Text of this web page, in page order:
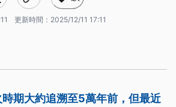
更新時間： 2025/12/11 17:11
期大約追溯至5萬年前，但最近